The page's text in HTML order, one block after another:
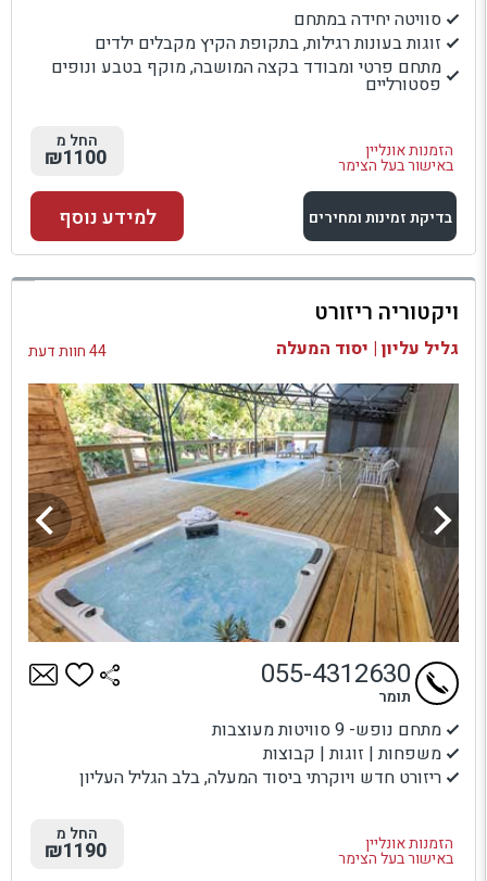
סוויטה יחידה במתחם
זוגות בעונות רגילות, בתקופת הקיץ מקבלים ילדים
מתחם פרטי ומבודד בקצה המושבה, מוקף בטבע ונופים
פסטורליים
הזמנות אונליין
באישור בעל הצימר
החל מ
₪1100
בדיקת זמינות ומחירים
למתחם זה
בדיקת זמינות ומחירים
למידע נוסף
ויקטוריה ריזורט
גליל עליון | יסוד המעלה 44 חוות דעת
מתחם נופש- 9 סוויטות מעוצבות
משפחות | זוגות | קבוצות
ריזורט חדש ויוקרתי ביסוד המעלה, בלב הגליל העליון
הזמנות אונליין
באישור בעל הצימר
055-4312630
תומר
החל מ
₪1190